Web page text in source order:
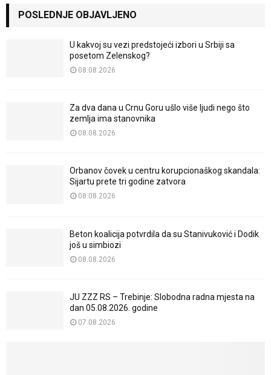
POSLEDNJE OBJAVLJENO
U kakvoj su vezi predstojeći izbori u Srbiji sa
posetom Zelenskog?
08.08.2026
Za dva dana u Crnu Goru ušlo više ljudi nego što
zemlja ima stanovnika
08.08.2026
Orbanov čovek u centru korupcionaškog skandala:
Sijartu prete tri godine zatvora
08.08.2026
Beton koalicija potvrdila da su Stanivuković i Dodik
još u simbiozi
08.08.2026
JU ZZZ RS – Trebinje: Slobodna radna mjesta na
dan 05.08.2026. godine
07.08.2026